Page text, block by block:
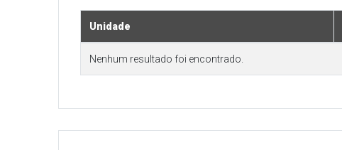
Unidade
Nenhum resultado foi encontrado.